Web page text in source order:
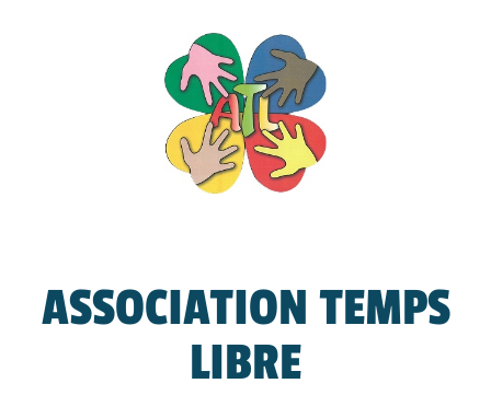
ASSOCIATION TEMPS
LIBRE